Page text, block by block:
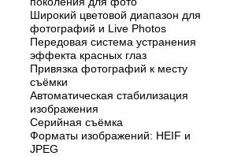
Широкий цветовой диапазон для
фотографий и Live Photos
Передовая система устранения
эффекта красных глаз
Привязка фотографий к месту
съёмки
Автоматическая стабилизация
изображения
Серийная съёмка
Форматы изображений: HEIF и
JPEG